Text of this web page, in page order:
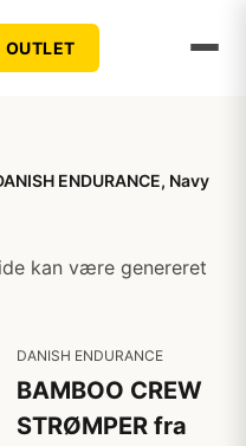
OUTLET
ENDURANCE, Navy
kan være genereret
DANISH ENDURANCE
BAMBOO CREW
STRØMPER fra